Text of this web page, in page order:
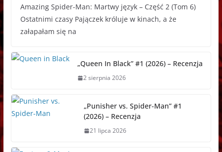
c
e
b
o
s
s
e
g
a
t
s
p
d
d
s
t
o
a
p
a
r
e
s
Amazing Spider-Man: Martwy język – Część 2 (Tom 6)
Ostatnimi czasy Pajączek króluje w kinach, a że
załapałam się na
„Queen In Black” #1 (2026) – Recenzja
2 sierpnia 2026
„Punisher vs. Spider-Man” #1
(2026) – Recenzja
21 lipca 2026